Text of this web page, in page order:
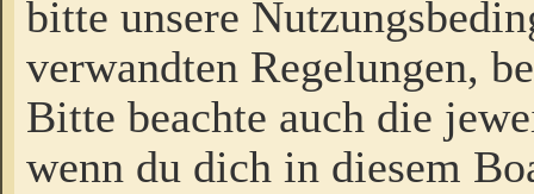
bitte unsere
verwandten Regelungen,
Bitte beachte auch die
wenn du dich in diesem